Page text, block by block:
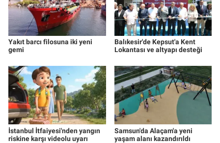
Yakıt barcı filosuna iki yeni
gemi
Balıkesir'de Kepsut'a Kent
Lokantası ve altyapı desteği
İstanbul İtfaiyesi'nden yangın
riskine karşı videolu uyarı
Samsun'da Alaçam'a yeni
yaşam alanı kazandırıldı